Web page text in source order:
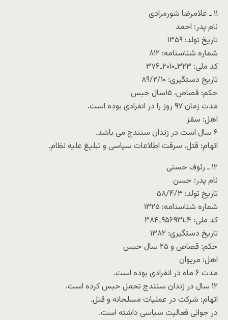
۱۱ ـ غلامرضا شورمرادی
نام پدر: احمد
تاریخ تولد: ۱۳۵۹
شماره شناسنامه: ۸۱۲
کد ملی: ۳۲۳ـ۲۰۱۰ـ۳۷۶
تاریخ دستگیری: ۸۹/۲/۱۰
حکم: قصاص، ۱۵سال حبس
مدت زمان ۹۷ روز را در انفرادی بوده است.
اهل: سقز
۶ سال است در زندان سنندج می باشد.
اتهام: قتل، سرقت اطلاعات سیاسی و تبلیغ علیه نظام.
۱۲ ـ رئوف حسنی
نام پدر: حسن
تاریخ تولد: ۵۸/۴/۳
شماره شناسنامه: ۱۳۲۵
کد ملی: ۴ـ۹۵۶۹۳۱ـ۳۸۴
تاریخ دستگیری: ۱۳۸۲
حکم: قصاص و ۲۵ سال حبس
اهل: مریوان
مدت ۶ ماه در انفرادی بوده است.
۱۲ سال در زندان سنندج تحمل حبس کرده است.
اتهام: شرکت در عملیات مسلحانه و قتل.
در جوانی فعالیت سیاسی داشته است.